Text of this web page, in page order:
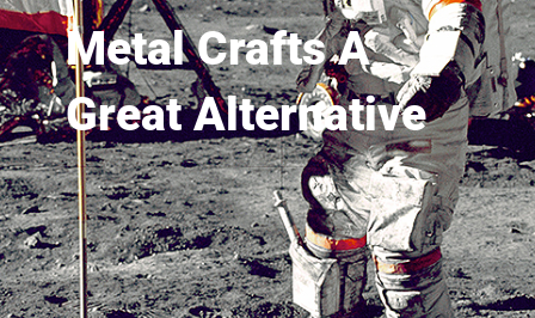
Metal Crafts A
Great Alternative